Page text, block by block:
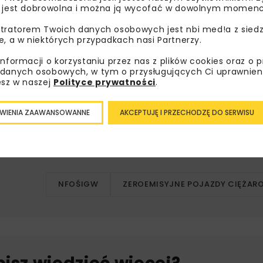
kategorii N2 oraz pojazdów N3 przeznaczonych
programu definicję nowego pojazdu
wielkość przebiegu nie może przekroczyć 6 tys. km w
wdrażania programu oraz doprecyzowano liczbę
zezłomowanych pojazdów spalinowych w danej
„Wsparcie zakupu lub leasingu pojazdów
Banku Inwestycyjnego (EBI) o finansowaniu
NFOŚIGW ZEROEMISYJNE POJAZDY
dobrowolna i można ją wycofać w dowolnym
Twoich danych osobowych jest nbi med!a z
a w niektórych przypadkach nasi Partnerzy.
o korzystaniu przez nas z plików cookies oraz o
osobowych, w tym o przysługujących Ci
w naszej Polityce prywatności.
AKCEPTUJĘ I PRZECHODZĘ DO SERWISU
ZAAWANSOWANNE